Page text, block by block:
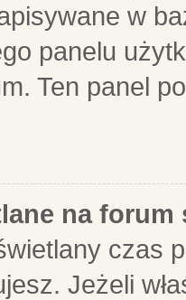
w
panelu
Ten panel
na forum
czas
Jeżeli